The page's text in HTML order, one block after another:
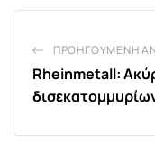
ΠΡΟΗΓΟΎΜΕΝΗ
Rheinmetall: